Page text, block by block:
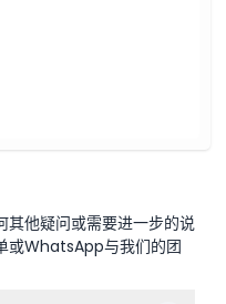
其他疑问或需要进一步的说
或WhatsApp与我们的团